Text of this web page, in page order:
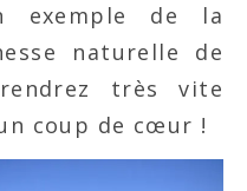
exemple de la
naturelle de
très vite
coup de cœur !